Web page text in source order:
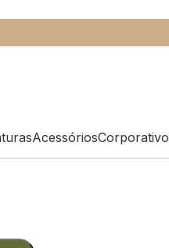
AcessóriosCorporativo